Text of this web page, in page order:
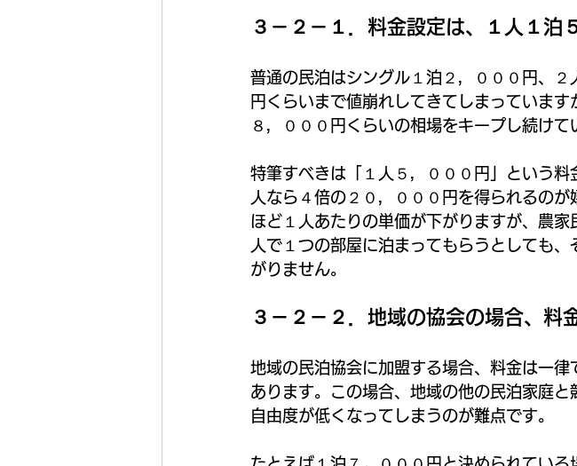
３－２－１．料金設定は、１人１泊
普通の民泊はシングル１泊２，０００円、
円くらいまで値崩れしてきてしまっていま
８，０００円くらいの相場をキープし続けて
特筆すべきは「１人５，０００円」という
人なら４倍の２０，０００円を得られるの
ほど１人あたりの単価が下がりますが、農
人で１つの部屋に泊まってもらうとしても
がりません。
３－２－２．地域の協会の場合、料
地域の民泊協会に加盟する場合、料金は一
あります。この場合、地域の他の民泊家庭と
自由度が低くなってしまうのが難点です。